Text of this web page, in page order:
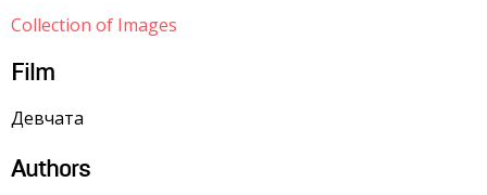
Collection of Images
Film
Девчата
Authors